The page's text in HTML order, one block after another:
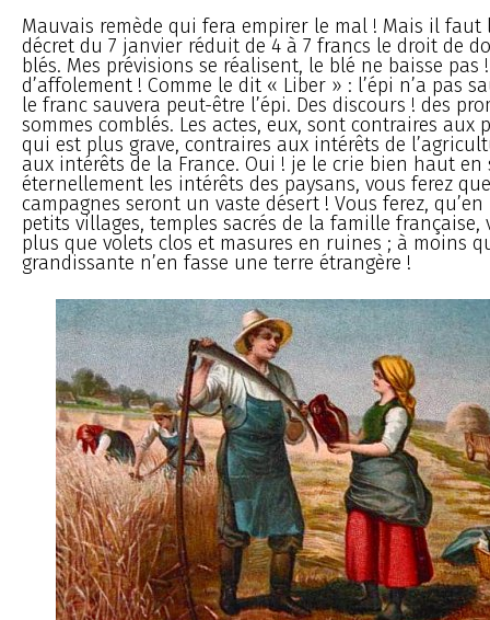
Mauvais remède qui fera empirer le mal ! Mais il faut
décret du 7 janvier réduit de 4 à 7 francs le droit de
blés. Mes prévisions se réalisent, le blé ne baisse pas
d’affolement ! Comme le dit « Liber » : l’épi n’a pas
le franc sauvera peut-être l’épi. Des discours ! des
sommes comblés. Les actes, eux, sont contraires aux
qui est plus grave, contraires aux intérêts de
aux intérêts de la France. Oui ! je le crie bien haut
éternellement les intérêts des paysans, vous ferez
campagnes seront un vaste désert ! Vous ferez,
petits villages, temples sacrés de la famille française,
plus que volets clos et masures en ruines ; à moins
grandissante n’en fasse une terre étrangère !